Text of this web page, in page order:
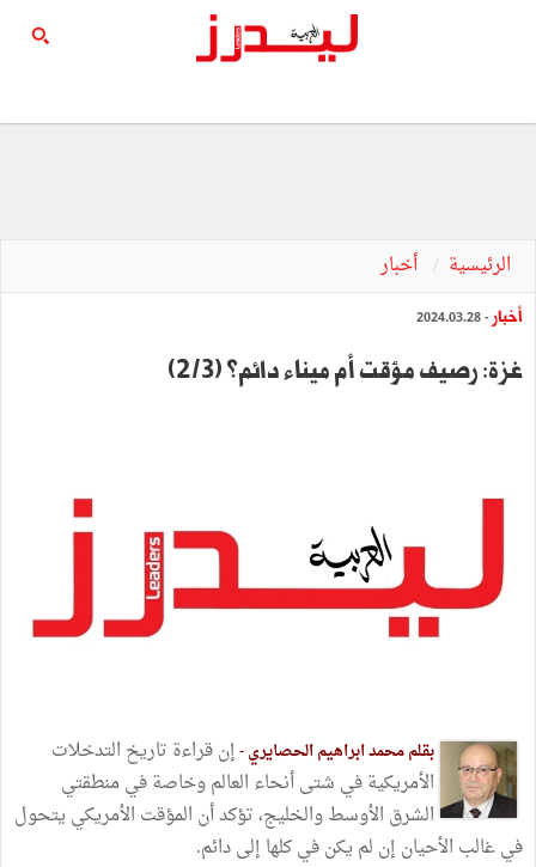
الرئيسية أخبار
أخبار - 2024.03.28
غزة: رصيف مؤقت أم ميناء دائم؟ (2/3)
بقلم محمد ابراهيم الحصايري -إن قراءة تاريخ التدخلات
الأمريكية في شتى أنحاء العالم وخاصة في منطقتي
الشرق الأوسط والخليج، تؤكد أن المؤقت الأمريكي يتحول
في غالب الأحيان إن لم يكن في كلها إلى دائم.